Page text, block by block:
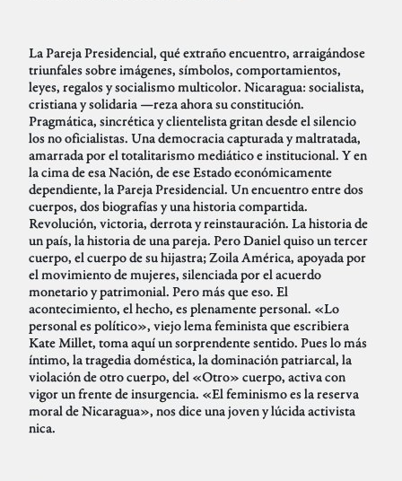
La Pareja Presidencial, qué extraño encuentro, arraigándose
triunfales sobre imágenes, símbolos, comportamientos,
leyes, regalos y socialismo multicolor. Nicaragua: socialista,
cristiana y solidaria —reza ahora su constitución.
Pragmática, sincrética y clientelista gritan desde el silencio
los no oficialistas. Una democracia capturada y maltratada,
amarrada por el totalitarismo mediático e institucional. Y en
la cima de esa Nación, de ese Estado económicamente
dependiente, la Pareja Presidencial. Un encuentro entre dos
cuerpos, dos biografías y una historia compartida.
Revolución, victoria, derrota y reinstauración. La historia de
un país, la historia de una pareja. Pero Daniel quiso un tercer
cuerpo, el cuerpo de su hijastra; Zoila América, apoyada por
el movimiento de mujeres, silenciada por el acuerdo
monetario y patrimonial. Pero más que eso. El
acontecimiento, el hecho, es plenamente personal. «Lo
personal es político», viejo lema feminista que escribiera
Kate Millet, toma aquí un sorprendente sentido. Pues lo más
íntimo, la tragedia doméstica, la dominación patriarcal, la
violación de otro cuerpo, del «Otro» cuerpo, activa con
vigor un frente de insurgencia. «El feminismo es la reserva
moral de Nicaragua», nos dice una joven y lúcida activista
nica.